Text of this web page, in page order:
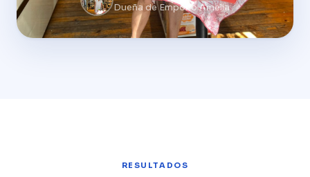
Dueña de Emporio Amelia
RESULTADOS